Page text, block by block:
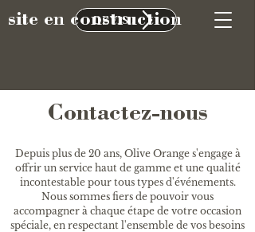
DEVIS
site en construction
Contactez-nous
Depuis plus de 20 ans, Olive Orange s'engage à
offrir un service haut de gamme et une qualité
incontestable pour tous types d'événements.
Nous sommes fiers de pouvoir vous
accompagner à chaque étape de votre occasion
spéciale, en respectant l'ensemble de vos besoins